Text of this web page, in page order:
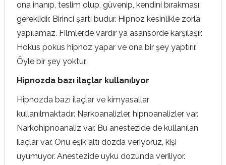
ona inanıp, teslim olup, güvenip, kendini bırakması
gereklidir. Birinci şartı budur. Hipnoz kesinlikle zorla
yapılamaz. Filmlerde vardır ya asansörde karşılaşır.
Hokus pokus hipnoz yapar ve ona bir şey yaptırır.
Öyle bir şey yoktur.
Hipnozda bazı ilaçlar kullanılıyor
Hipnozda bazı ilaçlar ve kimyasallar
kullanılmaktadır. Narkoanalizler, hipnoanalizler var.
Narkohipnoanaliz var. Bu anestezide de kullanılan
ilaçlar var. Onu eşik altı dozda veriyoruz, kişi
uyumuyor. Anestezide uyku dozunda veriliyor.